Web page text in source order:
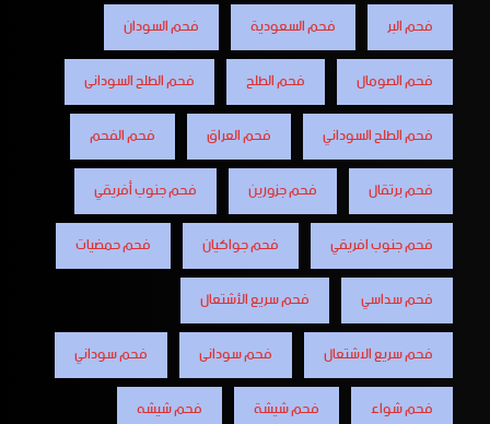
فحم البر
فحم السعودية
فحم السودان
فحم الصومال
فحم الطلح
فحم الطلح السودانى
فحم الطلح السوداني
فحم العراق
فحم الفحم
فحم برتقال
فحم جزورين
فحم جنوب أفريقي
فحم جنوب افريقي
فحم جواكيان
فحم حمضيات
فحم سداسي
فحم سريع الأشتعال
فحم سريع الاشتعال
فحم سودانى
فحم سوداني
فحم شواء
فحم شيشة
فحم شيشه